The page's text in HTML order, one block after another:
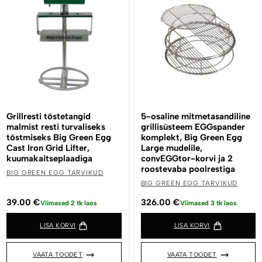
Grillresti tõstetangid
malmist resti turvaliseks
tõstmiseks Big Green Egg
Cast Iron Grid Lifter,
kuumakaitseplaadiga
BIG GREEN EGG TARVIKUD
39.00 €Viimased 2 tk laos
LISA KORVI
VAATA TOODET
5-osaline mitmetasandiline
grillisüsteem EGGspander
komplekt, Big Green Egg
Large mudelile,
convEGGtor-korvi ja 2
roostevaba poolrestiga
BIG GREEN EGG TARVIKUD
326.00 €Viimased 3 tk laos
LISA KORVI
VAATA TOODET